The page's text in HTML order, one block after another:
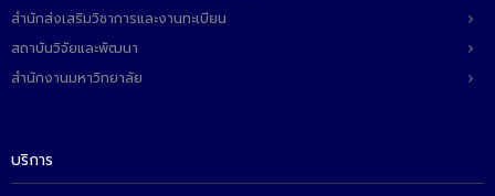
สำนักส่งเสริมวิชาการและงานทะเบียน
สถาบันวิจัยและพัฒนา
สำนักงานมหาวิทยาลัย
บริการ